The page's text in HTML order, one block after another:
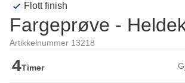
Flott finish
Fargeprøve -
Artikkelnummer 13218
4Timer